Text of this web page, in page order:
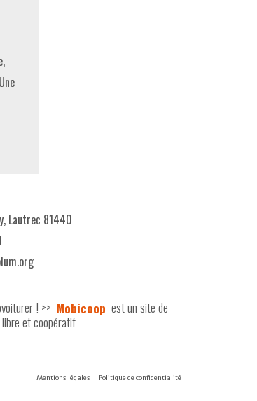
Lautrec 81440
! >> Mobicoop est un site de
et coopératif
Mentions légales Politique de confidentialité